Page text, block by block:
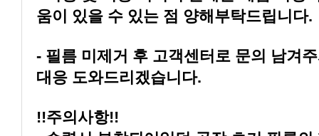
움이 있을 수 있는 점 양해부탁드립니다.
대응 도와드리겠습니다.
!!주의사항!!